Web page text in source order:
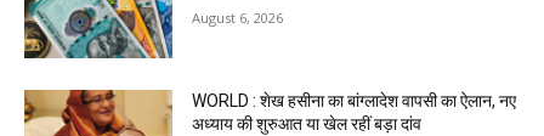
August 6, 2026
WORLD : शेख हसीना का बांग्लादेश वापसी का ऐलान, नए
अध्याय की शुरुआत या खेल रहीं बड़ा दांव